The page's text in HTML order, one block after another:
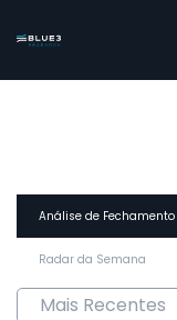
Análise de Fechamento
Radar da Semana